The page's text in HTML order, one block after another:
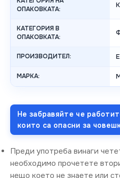
ОПАКОВКАТА:
КАТЕГОРИЯ В
ОПАКОВКАТА:
ПРОИЗВОДИТЕЛ:
МАРКА:
Не забравяйте че
които са опасни за
Преди употреба винаги
необходимо прочетете
нещо което не знаете или